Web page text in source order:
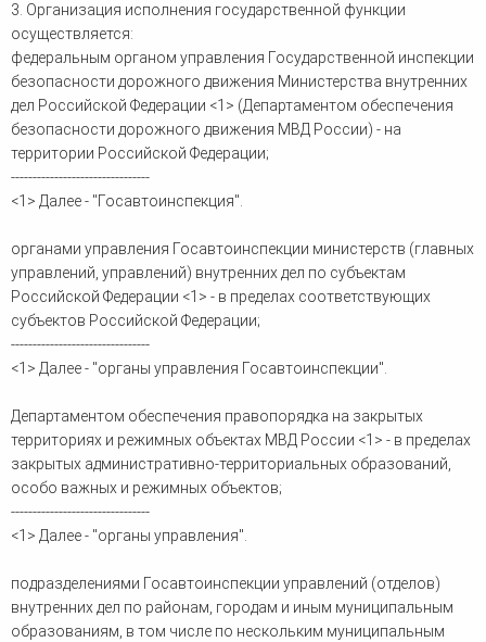
3. Организация исполнения государственной функции
осуществляется:
федеральным органом управления Государственной инспекции
безопасности дорожного движения Министерства внутренних
дел Российской Федерации <1> (Департаментом обеспечения
безопасности дорожного движения МВД России) - на
территории Российской Федерации;
--------------------------------
<1> Далее - "Госавтоинспекция".
органами управления Госавтоинспекции министерств (главных
управлений, управлений) внутренних дел по субъектам
Российской Федерации <1> - в пределах соответствующих
субъектов Российской Федерации;
--------------------------------
<1> Далее - "органы управления Госавтоинспекции".
Департаментом обеспечения правопорядка на закрытых
территориях и режимных объектах МВД России <1> - в пределах
закрытых административно-территориальных образований,
особо важных и режимных объектов;
--------------------------------
<1> Далее - "органы управления".
подразделениями Госавтоинспекции управлений (отделов)
внутренних дел по районам, городам и иным муниципальным
образованиям, в том числе по нескольким муниципальным